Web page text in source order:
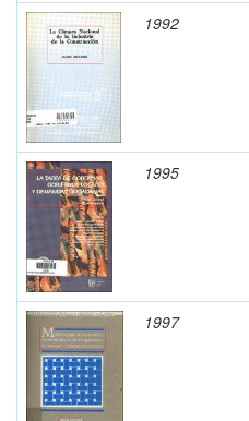
1992
1995
1997